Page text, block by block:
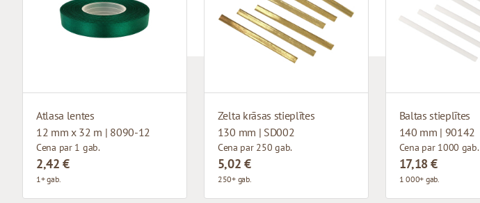
Atlasa lentes
12 mm x 32 m | 8090-12
Cena par 1 gab.
2,42 €
1+ gab.
Zelta krāsas stieplītes
130 mm | SD002
Cena par 250 gab.
5,02 €
250+ gab.
Baltas stieplītes
140 mm | 90142
Cena par 1000 gab.
17,18 €
1 000+ gab.